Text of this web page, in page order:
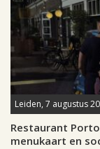
Leiden, 7 augustus
Restaurant
menukaart en